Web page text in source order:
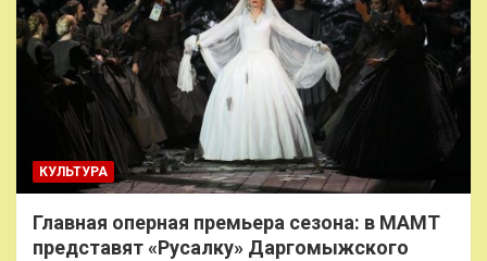
КУЛЬТУРА
Главная оперная премьера сезона: в МАМТ
представят «Русалку» Даргомыжского